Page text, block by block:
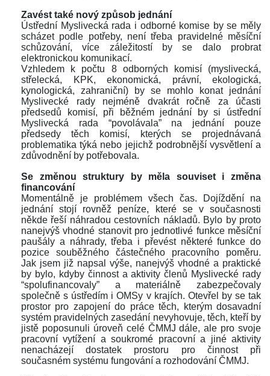
Zavést také nový způsob jednání
Ústřední Myslivecká rada i odborné komise by se měly
cházet podle potřeby, není třeba pravidelné měsíční
chůzování, více záležitostí by se dalo probrat
elektronickou komunikací.
Vzhledem k počtu 8 odborných komisí (myslivecká,
třelecká, KPK, ekonomická, právní, ekologická,
kynologická, zahraniční) by se mohlo konat jednání
Myslivecké rady nejméně dvakrát ročně za účasti
předsedů komisí, při běžném jednání by si ústřední
Myslivecká rada “povolávala” na jednání pouze
předsedy těch komisí, kterých se projednávaná
problematika týká nebo jejichž podrobnější vysvětlení a
zdůvodnění by potřebovala.
Se změnou struktury by měla souviset i změna
financování
Momentálně je problémem všech čas. Dojíždění na
jednání stojí rovněž peníze, které se v současnosti
někde řeší náhradou cestovních nákladů. Bylo by proto
nanejvýš vhodné stanovit pro jednotlivé funkce měsíční
paušály a náhrady, třeba i převést některé funkce do
pozice souběžného částečného pracovního poměru.
Jak jsem již napsal výše, nanejvýš vhodné a praktické
by bylo, kdyby činnost a aktivity členů Myslivecké rady
“spolufinancovaly” a materiálně zabezpečovaly
polečně s ústředím i OMSy v krajích. Otevřel by se tak
prostor pro zapojení do práce těch, kterým dosavadní
ystém pravidelných zasedání nevyhovuje, těch, kteří by
jistě poposunuli úroveň celé ČMMJ dále, ale pro svoje
pracovní vytížení a soukromé pracovní a jiné aktivity
nenacházejí dostatek prostoru pro činnost při
oučasném systému fungování a rozhodování ČMMJ.